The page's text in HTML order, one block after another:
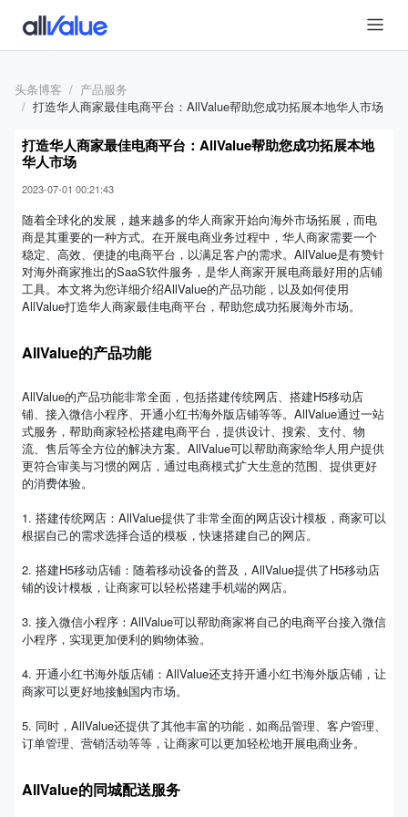
头条博客
产品服务
打造华人商家最佳电商平台：AllValue帮助您成功拓展本地华人市场
打造华人商家最佳电商平台：AllValue帮助您成功拓展本地
华人市场
2023-07-01 00:21:43
随着全球化的发展，越来越多的华人商家开始向海外市场拓展，而电
商是其重要的一种方式。在开展电商业务过程中，华人商家需要一个
稳定、高效、便捷的电商平台，以满足客户的需求。AllValue是有赞针
对海外商家推出的SaaS软件服务，是华人商家开展电商最好用的店铺
工具。本文将为您详细介绍AllValue的产品功能，以及如何使用
AllValue打造华人商家最佳电商平台，帮助您成功拓展海外市场。
AllValue的产品功能
AllValue的产品功能非常全面，包括搭建传统网店、搭建H5移动店
铺、接入微信小程序、开通小红书海外版店铺等等。AllValue通过一站
式服务，帮助商家轻松搭建电商平台，提供设计、搜索、支付、物
流、售后等全方位的解决方案。AllValue可以帮助商家给华人用户提供
更符合审美与习惯的网店，通过电商模式扩大生意的范围、提供更好
的消费体验。
1. 搭建传统网店：AllValue提供了非常全面的网店设计模板，商家可以
根据自己的需求选择合适的模板，快速搭建自己的网店。
2. 搭建H5移动店铺：随着移动设备的普及，AllValue提供了H5移动店
铺的设计模板，让商家可以轻松搭建手机端的网店。
3. 接入微信小程序：AllValue可以帮助商家将自己的电商平台接入微信
小程序，实现更加便利的购物体验。
4. 开通小红书海外版店铺：AllValue还支持开通小红书海外版店铺，让
商家可以更好地接触国内市场。
5. 同时，AllValue还提供了其他丰富的功能，如商品管理、客户管理、
订单管理、营销活动等等，让商家可以更加轻松地开展电商业务。
AllValue的同城配送服务